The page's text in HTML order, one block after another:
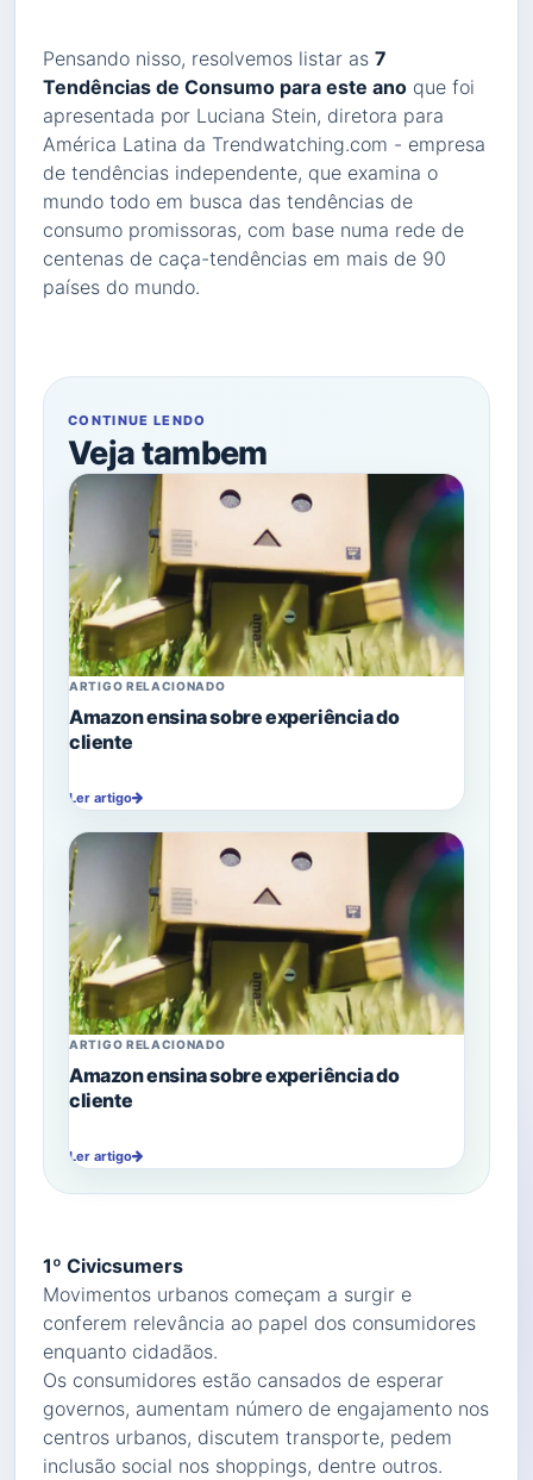
Pensando nisso, resolvemos listar as 7
Tendências de Consumo para este ano que foi
apresentada por Luciana Stein, diretora para
América Latina da Trendwatching.com - empresa
de tendências independente, que examina o
mundo todo em busca das tendências de
consumo promissoras, com base numa rede de
centenas de caça-tendências em mais de 90
países do mundo.
CONTINUE LENDO
Veja tambem
ARTIGO RELACIONADO
Amazon ensina sobre experiência do
cliente
Ler artigo
ARTIGO RELACIONADO
Amazon ensina sobre experiência do
cliente
Ler artigo
1º Civicsumers
Movimentos urbanos começam a surgir e
conferem relevância ao papel dos consumidores
enquanto cidadãos.
Os consumidores estão cansados de esperar
governos, aumentam número de engajamento nos
centros urbanos, discutem transporte, pedem
inclusão social nos shoppings, dentre outros.